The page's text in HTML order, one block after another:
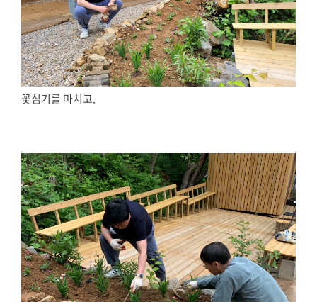
꽃심기를 마치고.